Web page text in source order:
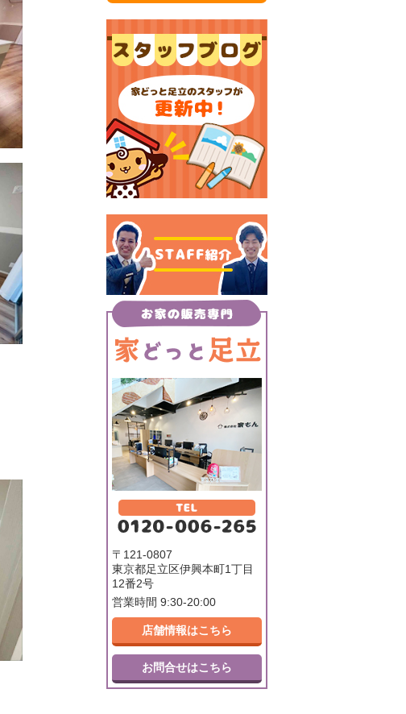
〒121-0807
東京都足立区伊興本町1丁目
12番2号
営業時間 9:30-20:00
店舗情報はこちら
お問合せはこちら